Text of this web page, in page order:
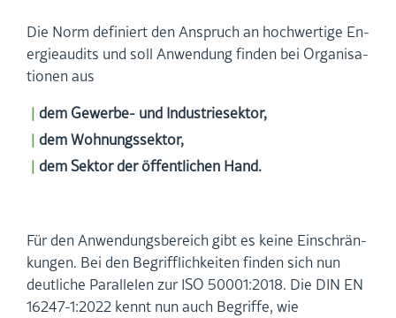
Die Norm de­fi­niert den An­spruch an hoch­wer­ti­ge En­
er­gie­au­dits und soll An­wen­dung fin­den bei Or­ga­ni­sa­
tio­nen aus
dem Ge­wer­be- und In­dus­trie­sek­tor,
dem Woh­nungs­sek­tor,
dem Sek­tor der öf­fent­li­chen Hand.
Für den An­wen­dungs­be­reich gibt es keine Ein­schrän­
kun­gen. Bei den Be­griff­lich­kei­ten fin­den sich nun
deut­li­che Par­al­le­len zur ISO 50001:2018. Die DIN EN
16247-1:2022 kennt nun auch Be­grif­fe, wie